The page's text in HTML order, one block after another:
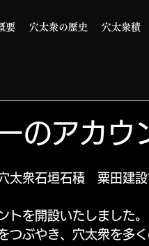
要 穴太衆の歴史 穴太衆積
のアカウ
太衆石垣石積　粟田建設
トを開設いたしました。
つぶやき、穴太衆を多